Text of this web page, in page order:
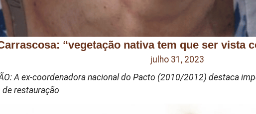
“vegetação nativa tem que ser vista
julho 31, 2023
A ex-coordenadora nacional do Pacto (2010/2012) destaca
restauração